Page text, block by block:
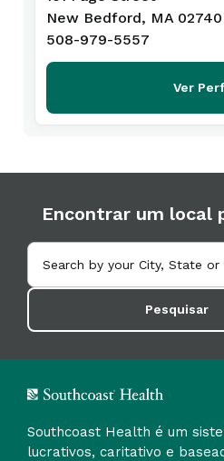
New Bedford, MA 02740
508-979-5557
Ver
Encontrar um local
Pesquisar
Southcoast Health é um
lucrativos, caritativo e